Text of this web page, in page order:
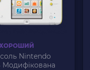
Nintendo
Модифікована